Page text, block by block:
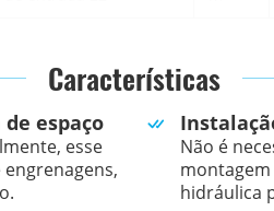
Características
espaço
esse
Não é
hidráulica